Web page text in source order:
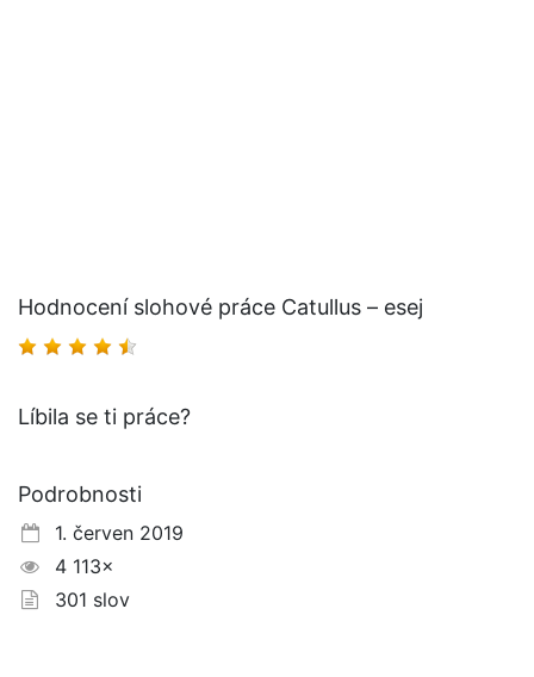
Hodnocení slohové práce Catullus – esej
Líbila se ti práce?
Podrobnosti
1. červen 2019
4 113×
301 slov